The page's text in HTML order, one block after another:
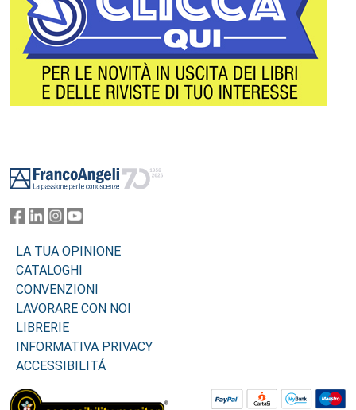
LA TUA OPINIONE
CATALOGHI
CONVENZIONI
LAVORARE CON NOI
LIBRERIE
INFORMATIVA PRIVACY
ACCESSIBILITÁ